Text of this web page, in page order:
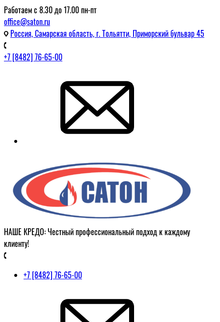
Работаем с 8.30 до 17.00 пн-пт
office@saton.ru
Россия, Самарская область, г. Тольятти, Приморский бульвар 45
+7 [8482] 76-65-00
НАШЕ КРЕДО: Честный профессиональный подход к каждому
клиенту!
+7 [8482] 76-65-00